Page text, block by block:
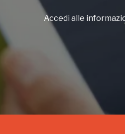
Accedi alle